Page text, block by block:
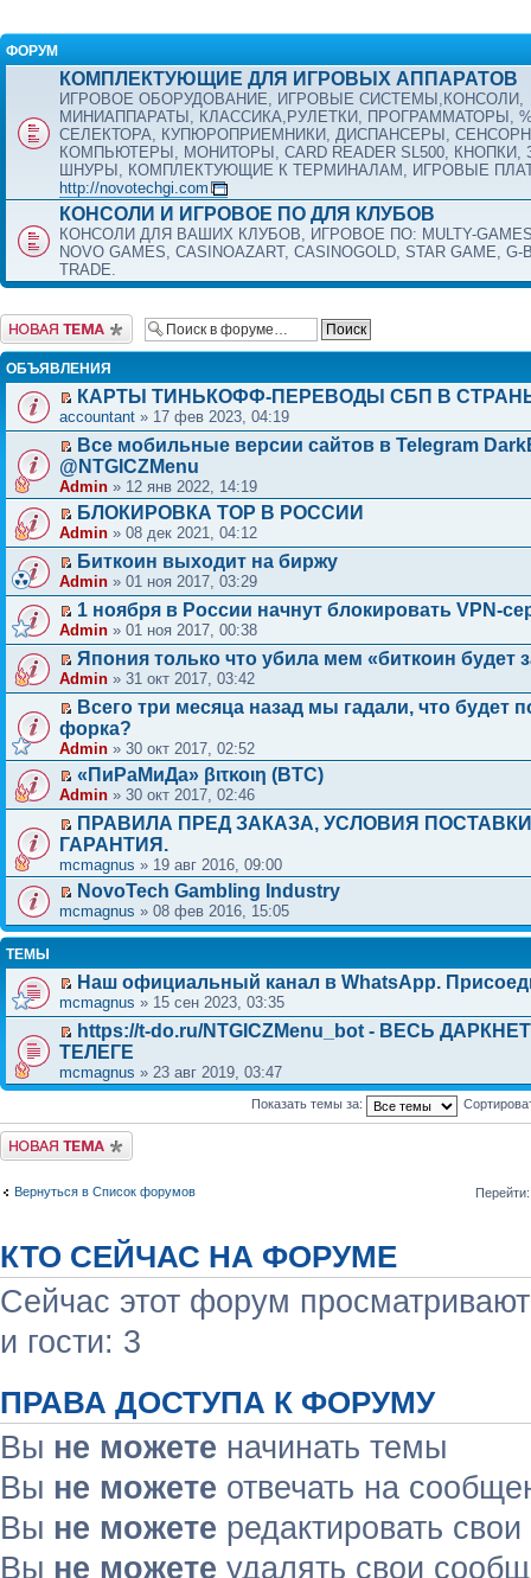
ФОРУМ
КОМПЛЕКТУЮЩИЕ ДЛЯ ИГРОВЫХ АППАРАТОВ
ИГРОВОЕ ОБОРУДОВАНИЕ, ИГРОВЫЕ СИСТЕМЫ,КОНСОЛИ,
МИНИАППАРАТЫ, КЛАССИКА,РУЛЕТКИ, ПРОГРАММАТОРЫ,
СЕЛЕКТОРА, КУПЮРОПРИЕМНИКИ, ДИСПАНСЕРЫ,
КОМПЬЮТЕРЫ, МОНИТОРЫ, CARD READER SL500, КНОПКИ,
ШНУРЫ, КОМПЛЕКТУЮЩИЕ К ТЕРМИНАЛАМ, ИГРОВЫЕ
http://novotechgi.com
КОНСОЛИ И ИГРОВОЕ ПО ДЛЯ КЛУБОВ
КОНСОЛИ ДЛЯ ВАШИХ КЛУБОВ, ИГРОВОЕ ПО: MULTY-GAMES
NOVO GAMES, CASINOAZART, CASINOGOLD, STAR GAME, G-
TRADE.
Начать новую тему
ОБЪЯВЛЕНИЯ
КАРТЫ ТИНЬКОФФ-ПЕРЕВОДЫ СБП В
accountant » 17 фев 2023, 04:19
Все мобильные версии сайтов в Telegram
@NTGICZMenu
Admin » 12 янв 2022, 14:19
БЛОКИРОВКА ТОР В РОССИИ
Admin » 08 дек 2021, 04:12
Биткоин выходит на биржу
Admin » 01 ноя 2017, 03:29
1 ноября в России начнут блокировать VPN-
Admin » 01 ноя 2017, 00:38
Япония только что убила мем «биткоин будет
Admin » 31 окт 2017, 03:42
Всего три месяца назад мы гадали, что будет
форка?
Admin » 30 окт 2017, 02:52
«ПиРаМиДа» βιτκοιη (BTC)
Admin » 30 окт 2017, 02:46
ПРАВИЛА ПРЕД ЗАКАЗА, УСЛОВИЯ
ГАРАНТИЯ.
mcmagnus » 19 авг 2016, 09:00
NovoTech Gambling Industry
mcmagnus » 08 фев 2016, 15:05
ТЕМЫ
Наш официальный канал в WhatsApp.
mcmagnus » 15 сен 2023, 03:35
https://t-do.ru/NTGICZMenu_bot - ВЕСЬ
ТЕЛЕГЕ
mcmagnus » 23 авг 2019, 03:47
Показать темы за:
Начать новую тему
Вернуться в Список форумов Перейти:
КТО СЕЙЧАС НА ФОРУМЕ
Сейчас этот форум
и гости: 3
ПРАВА ДОСТУПА К ФОРУМУ
Вы не можете начинать темы
Вы не можете отвечать на
Вы не можете редактировать
Вы не можете удалять свои